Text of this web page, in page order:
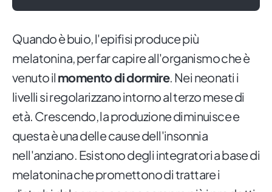
Quando è buio, l'epifisi produce più
melatonina, per far capire all'organismo che è
venuto il momento di dormire. Nei neonati i
livelli si regolarizzano intorno al terzo mese di
età. Crescendo, la produzione diminuisce e
questa è una delle cause dell'insonnia
nell'anziano. Esistono degli integratori a base di
melatonina che promettono di trattare i